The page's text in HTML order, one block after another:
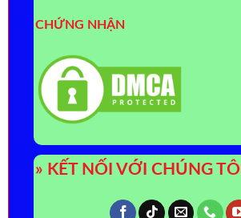
CHỨNG NHẬN
» KẾT NỐI VỚI CHÚNG TÔI